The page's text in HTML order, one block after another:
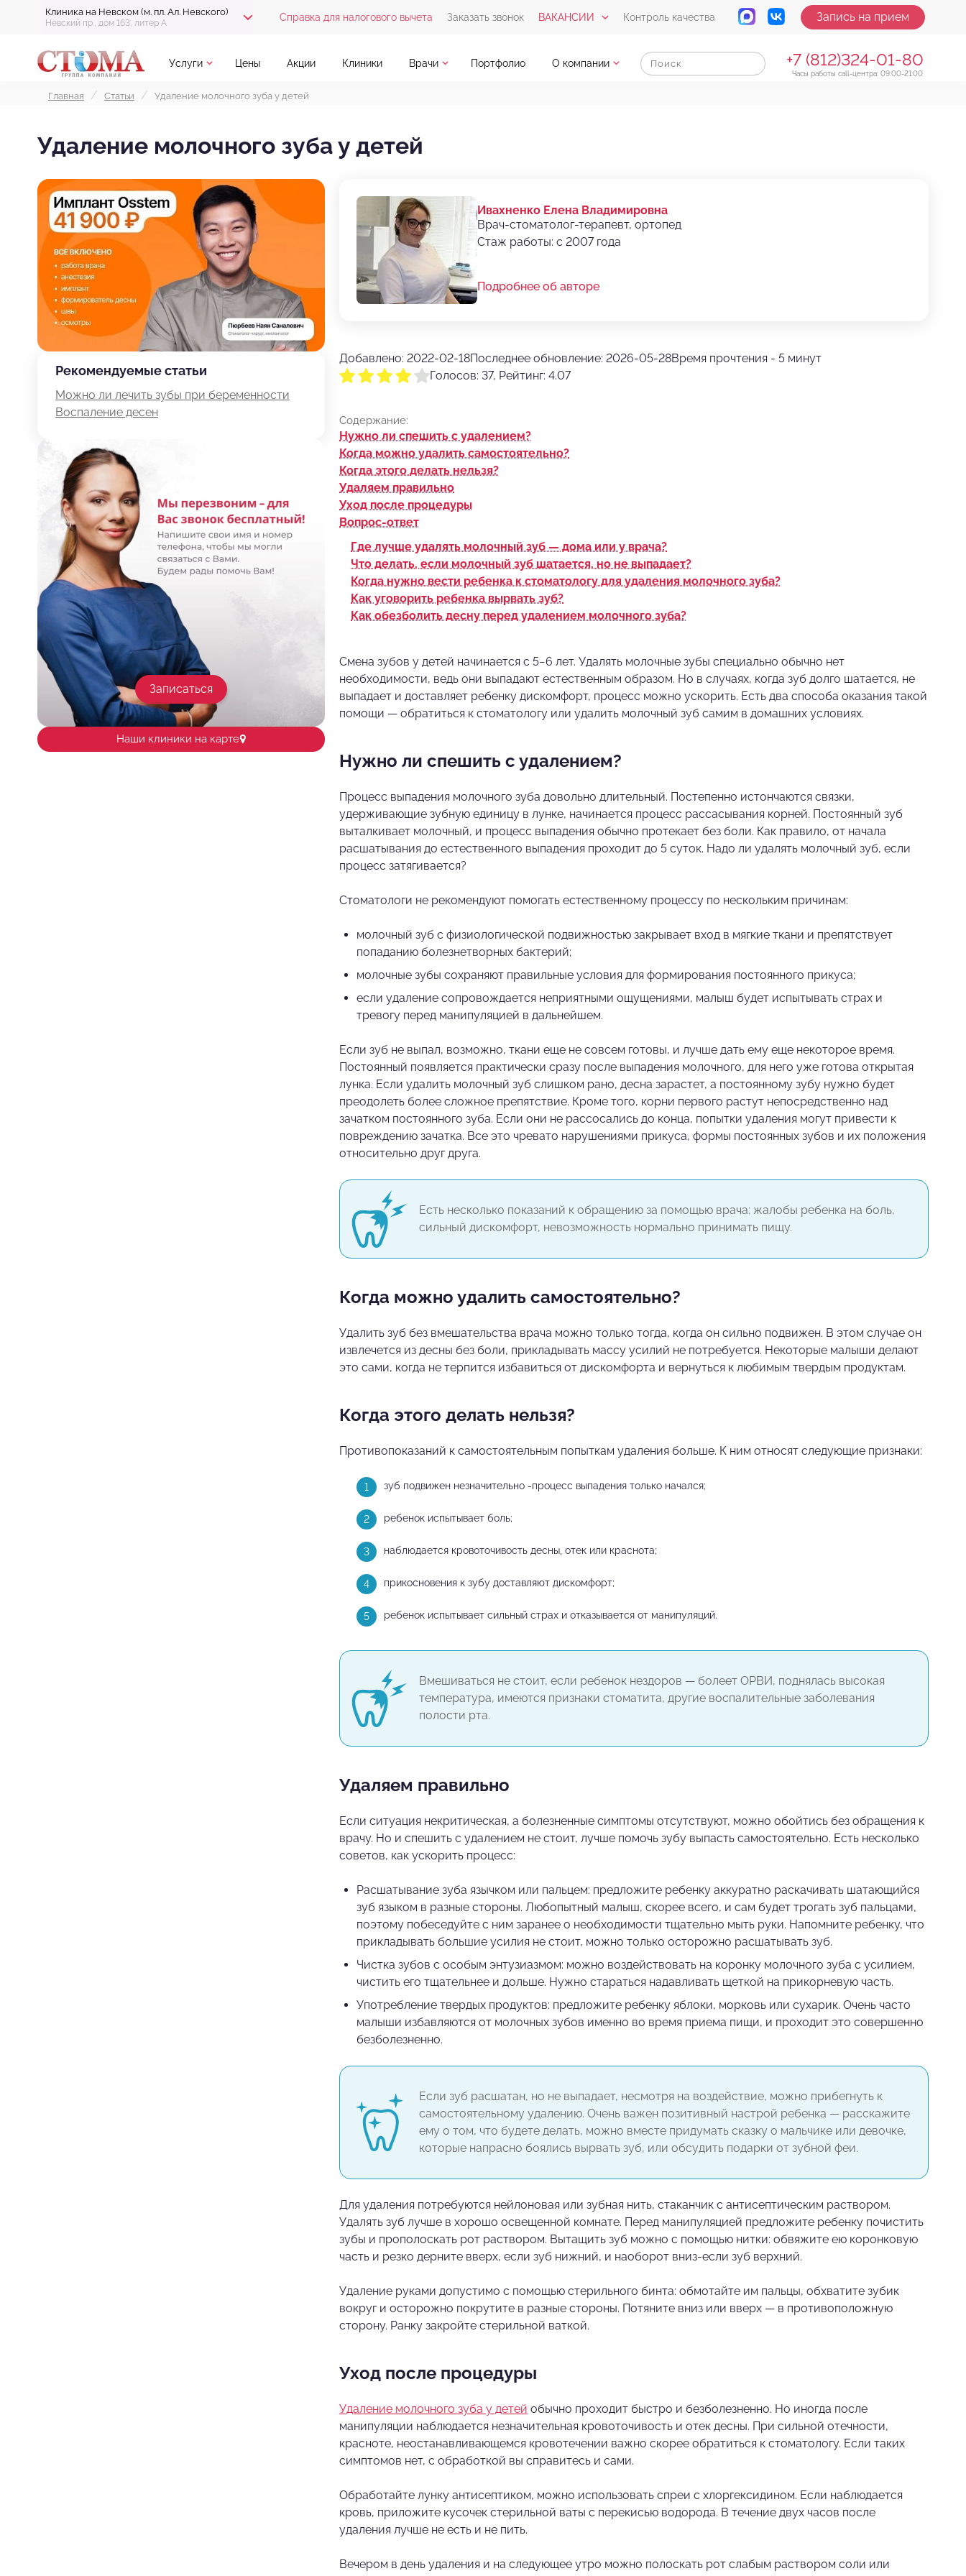
Клиника на Невском (м. пл. Ал. Невского)
Невский пр., дом 163, литер А Справка для налогового вычета Заказать звонок ВАКАНСИИ Контроль качества Запись на прием
Услуги Цены Акции Клиники Врачи Портфолио О компании +7 (812)324-01-80
Часы работы call-центра: 09:00-21:00
Главная Статьи Удаление молочного зуба у детей
Удаление молочного зуба у детей
Рекомендуемые статьи
Можно ли лечить зубы при беременности
Воспаление десен
Записаться
Наши клиники на карте
Ивахненко Елена Владимировна
Врач-стоматолог-терапевт, ортопед
Стаж работы: с 2007 года
Подробнее об авторе
Добавлено: 2022-02-18Последнее обновление: 2026-05-28Время прочтения - 5 минут
Голосов: 37, Рейтинг: 4.07
Содержание:
Нужно ли спешить с удалением?
Когда можно удалить самостоятельно?
Когда этого делать нельзя?
Удаляем правильно
Уход после процедуры
Вопрос-ответ
Где лучше удалять молочный зуб — дома или у врача?
Что делать, если молочный зуб шатается, но не выпадает?
Когда нужно вести ребенка к стоматологу для удаления молочного зуба?
Как уговорить ребенка вырвать зуб?
Как обезболить десну перед удалением молочного зуба?
Смена зубов у детей начинается с 5−6 лет. Удалять молочные зубы специально обычно нет
необходимости, ведь они выпадают естественным образом. Но в случаях, когда зуб долго шатается, не
выпадает и доставляет ребенку дискомфорт, процесс можно ускорить. Есть два способа оказания такой
помощи — обратиться к стоматологу или удалить молочный зуб самим в домашних условиях.
Нужно ли спешить с удалением?
Процесс выпадения молочного зуба довольно длительный. Постепенно истончаются связки,
удерживающие зубную единицу в лунке, начинается процесс рассасывания корней. Постоянный зуб
выталкивает молочный, и процесс выпадения обычно протекает без боли. Как правило, от начала
расшатывания до естественного выпадения проходит до 5 суток. Надо ли удалять молочный зуб, если
процесс затягивается?
Стоматологи не рекомендуют помогать естественному процессу по нескольким причинам:
молочный зуб с физиологической подвижностью закрывает вход в мягкие ткани и препятствует
попаданию болезнетворных бактерий;
молочные зубы сохраняют правильные условия для формирования постоянного прикуса;
если удаление сопровождается неприятными ощущениями, малыш будет испытывать страх и
тревогу перед манипуляцией в дальнейшем.
Если зуб не выпал, возможно, ткани еще не совсем готовы, и лучше дать ему еще некоторое время.
Постоянный появляется практически сразу после выпадения молочного, для него уже готова открытая
лунка. Если удалить молочный зуб слишком рано, десна зарастет, а постоянному зубу нужно будет
преодолеть более сложное препятствие. Кроме того, корни первого растут непосредственно над
зачатком постоянного зуба. Если они не рассосались до конца, попытки удаления могут привести к
повреждению зачатка. Все это чревато нарушениями прикуса, формы постоянных зубов и их положения
относительно друг друга.
Есть несколько показаний к обращению за помощью врача: жалобы ребенка на боль,
сильный дискомфорт, невозможность нормально принимать пищу.
Когда можно удалить самостоятельно?
Удалить зуб без вмешательства врача можно только тогда, когда он сильно подвижен. В этом случае он
извлечется из десны без боли, прикладывать массу усилий не потребуется. Некоторые малыши делают
это сами, когда не терпится избавиться от дискомфорта и вернуться к любимым твердым продуктам.
Когда этого делать нельзя?
Противопоказаний к самостоятельным попыткам удаления больше. К ним относят следующие признаки:
зуб подвижен незначительно -процесс выпадения только начался;
ребенок испытывает боль;
наблюдается кровоточивость десны, отек или краснота;
прикосновения к зубу доставляют дискомфорт;
ребенок испытывает сильный страх и отказывается от манипуляций.
Вмешиваться не стоит, если ребенок нездоров — болеет ОРВИ, поднялась высокая
температура, имеются признаки стоматита, другие воспалительные заболевания
полости рта.
Удаляем правильно
Если ситуация некритическая, а болезненные симптомы отсутствуют, можно обойтись без обращения к
врачу. Но и спешить с удалением не стоит, лучше помочь зубу выпасть самостоятельно. Есть несколько
советов, как ускорить процесс:
Расшатывание зуба язычком или пальцем: предложите ребенку аккуратно раскачивать шатающийся
зуб языком в разные стороны. Любопытный малыш, скорее всего, и сам будет трогать зуб пальцами,
поэтому побеседуйте с ним заранее о необходимости тщательно мыть руки. Напомните ребенку, что
прикладывать большие усилия не стоит, можно только осторожно расшатывать зуб.
Чистка зубов с особым энтузиазмом: можно воздействовать на коронку молочного зуба с усилием,
чистить его тщательнее и дольше. Нужно стараться надавливать щеткой на прикорневую часть.
Употребление твердых продуктов: предложите ребенку яблоки, морковь или сухарик. Очень часто
малыши избавляются от молочных зубов именно во время приема пищи, и проходит это совершенно
безболезненно.
Если зуб расшатан, но не выпадает, несмотря на воздействие, можно прибегнуть к
самостоятельному удалению. Очень важен позитивный настрой ребенка — расскажите
ему о том, что будете делать, можно вместе придумать сказку о мальчике или девочке,
которые напрасно боялись вырвать зуб, или обсудить подарки от зубной феи.
Для удаления потребуются нейлоновая или зубная нить, стаканчик с антисептическим раствором.
Удалять зуб лучше в хорошо освещенной комнате. Перед манипуляцией предложите ребенку почистить
зубы и прополоскать рот раствором. Вытащить зуб можно с помощью нитки: обвяжите ею коронковую
часть и резко дерните вверх, если зуб нижний, и наоборот вниз-если зуб верхний.
Удаление руками допустимо с помощью стерильного бинта: обмотайте им пальцы, обхватите зубик
вокруг и осторожно покрутите в разные стороны. Потяните вниз или вверх — в противоположную
сторону. Ранку закройте стерильной ваткой.
Уход после процедуры
Удаление молочного зуба у детей обычно проходит быстро и безболезненно. Но иногда после
манипуляции наблюдается незначительная кровоточивость и отек десны. При сильной отечности,
красноте, неостанавливающемся кровотечении важно скорее обратиться к стоматологу. Если таких
симптомов нет, с обработкой вы справитесь и сами.
Обработайте лунку антисептиком, можно использовать спреи с хлоргексидином. Если наблюдается
кровь, приложите кусочек стерильной ваты с перекисью водорода. В течение двух часов после
удаления лучше не есть и не пить.
Вечером в день удаления и на следующее утро можно полоскать рот слабым раствором соли или